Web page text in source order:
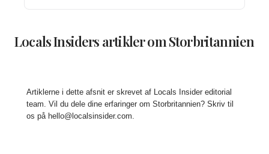
Locals Insiders artikler om Storbritannien
Artiklerne i dette afsnit er skrevet af Locals Insider editorial
team. Vil du dele dine erfaringer om Storbritannien? Skriv til
os på hello@localsinsider.com.